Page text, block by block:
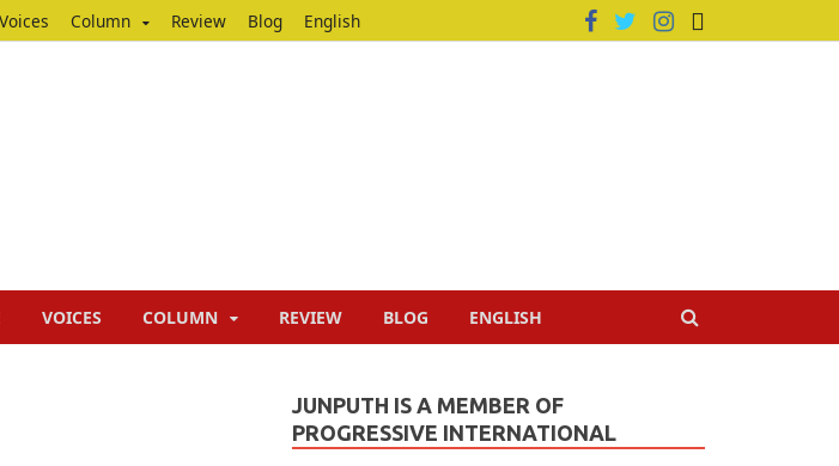
Voices Column Review Blog English
VOICES COLUMN REVIEW BLOG ENGLISH
JUNPUTH IS A MEMBER OF
PROGRESSIVE INTERNATIONAL